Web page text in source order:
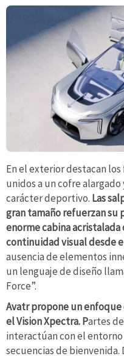
En el exterior destacan
unidos a un cofre
carácter deportivo. Las
gran tamaño refuerzan su
enorme cabina
continuidad visual desde
ausencia de elementos
un lenguaje de diseño
Force”.
Avatr propone un
el Vision Xpectra. Partes
interactúan con el
secuencias de